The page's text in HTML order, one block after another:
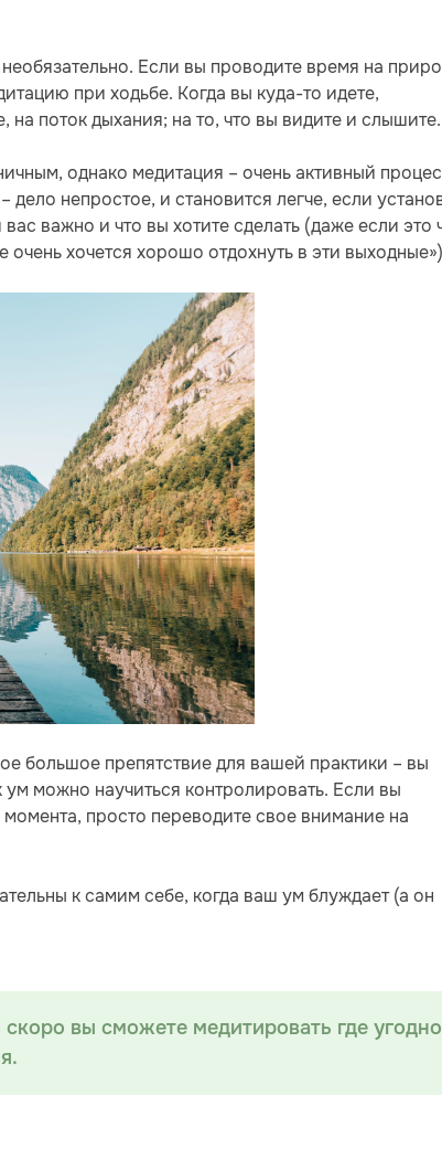
Если вы проводите время на
при ходьбе. Когда вы куда-то идете,
поток дыхания; на то, что вы видите и слышите.
однако медитация – очень активный
непростое, и становится легче, если
важно и что вы хотите сделать (даже если это
хочется хорошо отдохнуть в эти
большое препятствие для вашей практики – вы
можно научиться контролировать. Если вы
просто переводите свое внимание на
к самим себе, когда ваш ум блуждает (а он
вы сможете медитировать где